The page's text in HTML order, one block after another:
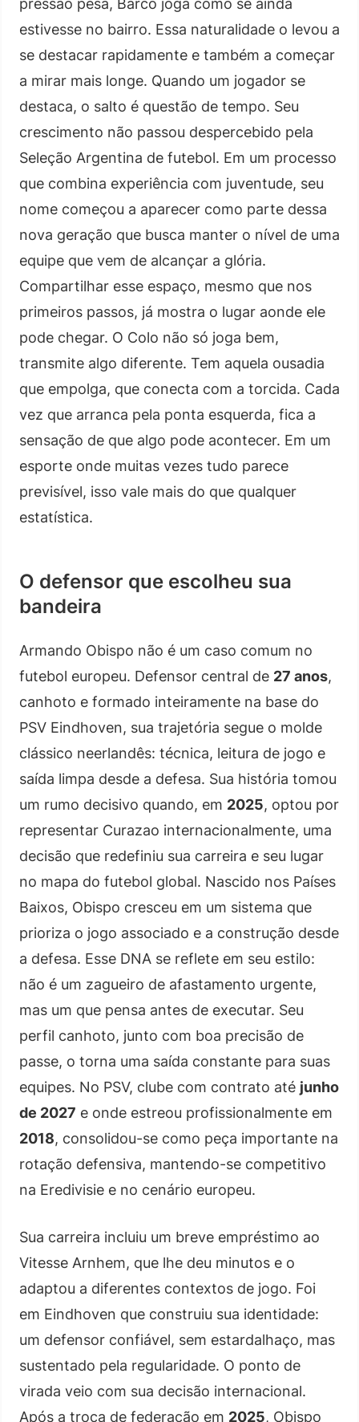
pressão pesa, Barco joga como se ainda
estivesse no bairro. Essa naturalidade o levou a
se destacar rapidamente e também a começar
a mirar mais longe. Quando um jogador se
destaca, o salto é questão de tempo. Seu
crescimento não passou despercebido pela
Seleção Argentina de futebol. Em um processo
que combina experiência com juventude, seu
nome começou a aparecer como parte dessa
nova geração que busca manter o nível de uma
equipe que vem de alcançar a glória.
Compartilhar esse espaço, mesmo que nos
primeiros passos, já mostra o lugar aonde ele
pode chegar. O Colo não só joga bem,
transmite algo diferente. Tem aquela ousadia
que empolga, que conecta com a torcida. Cada
vez que arranca pela ponta esquerda, fica a
sensação de que algo pode acontecer. Em um
esporte onde muitas vezes tudo parece
previsível, isso vale mais do que qualquer
estatística.
O defensor que escolheu sua
bandeira
Armando Obispo não é um caso comum no
futebol europeu. Defensor central de 27 anos,
canhoto e formado inteiramente na base do
PSV Eindhoven, sua trajetória segue o molde
clássico neerlandês: técnica, leitura de jogo e
saída limpa desde a defesa. Sua história tomou
um rumo decisivo quando, em 2025, optou por
representar Curazao internacionalmente, uma
decisão que redefiniu sua carreira e seu lugar
no mapa do futebol global. Nascido nos Países
Baixos, Obispo cresceu em um sistema que
prioriza o jogo associado e a construção desde
a defesa. Esse DNA se reflete em seu estilo:
não é um zagueiro de afastamento urgente,
mas um que pensa antes de executar. Seu
perfil canhoto, junto com boa precisão de
passe, o torna uma saída constante para suas
equipes. No PSV, clube com contrato até junho
de 2027 e onde estreou profissionalmente em
2018, consolidou-se como peça importante na
rotação defensiva, mantendo-se competitivo
na Eredivisie e no cenário europeu.
Sua carreira incluiu um breve empréstimo ao
Vitesse Arnhem, que lhe deu minutos e o
adaptou a diferentes contextos de jogo. Foi
em Eindhoven que construiu sua identidade:
um defensor confiável, sem estardalhaço, mas
sustentado pela regularidade. O ponto de
virada veio com sua decisão internacional.
Após a troca de federação em 2025, Obispo